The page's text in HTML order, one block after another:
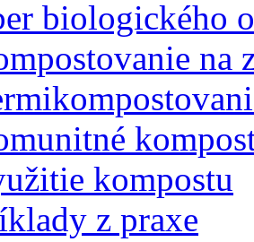
biologického
na
kompostu
z praxe